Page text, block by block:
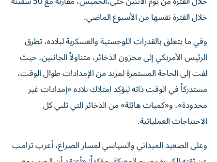
خلال الفترة نفسها من الأسبوع الماضي.
وفي ما يتعلق بالقدرات اللوجستية والعسكرية لبلاده، تطرق
الرئيس الأمريكي إلى مخزون الذخائر، متناولاً الجانبين، حيث
لفت إلى الحاجة المستمرة لمزيد من الإمدادات طوال الوقت،
مستدركاً في الوقت ذاته ليؤكد امتلاك بلاده «إمدادات غير
محدودة»، و«كميات هائلة» من الذخائر التي تلبي كل
الاحتياجات العملياتية.
وعلى الصعيد الميداني والسياسي لمسار الصراع، أعرب ترامب